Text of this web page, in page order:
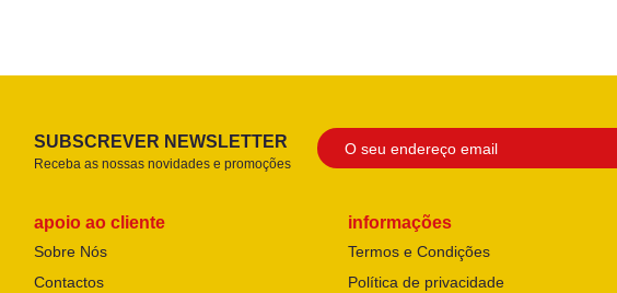
SUBSCREVER NEWSLETTER
Receba as nossas novidades e promoções
apoio ao cliente
Sobre Nós
Contactos
informações
Termos e Condições
Política de privacidade